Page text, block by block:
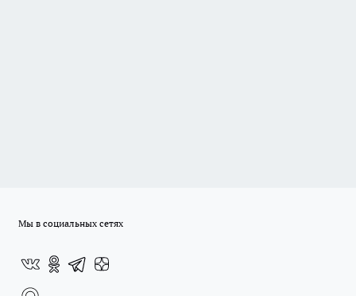
Мы в социальных сетях